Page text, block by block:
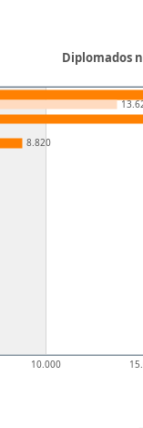
10.000
8.820
Diplomados